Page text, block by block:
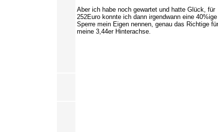
Aber ich habe noch gewartet und hatte Glück, für
252Euro konnte ich dann irgendwann eine 40%ige
Sperre mein Eigen nennen, genau das Richtige für
meine 3,44er Hinterachse.